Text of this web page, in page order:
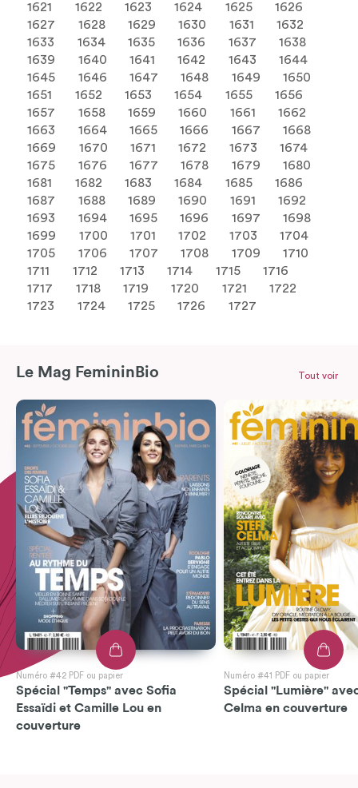
1621
1622 1623 1624 1625
1626
1627
1628 1629 1630 1631
1632
1633
1634 1635 1636 1637
1638
1639
1640 1641 1642 1643
1644
1645
1646 1647 1648 1649
1650
1651
1652 1653 1654 1655
1656
1657
1658 1659 1660 1661
1662
1663
1664 1665 1666 1667
1668
1669
1670 1671 1672 1673
1674
1675
1676 1677 1678 1679
1680
1681
1682 1683 1684 1685
1686
1687
1688 1689 1690 1691
1692
1693
1694 1695 1696 1697
1698
1699
1700 1701 1702 1703
1704
1705
1706 1707 1708 1709
1710
1711
1712 1713 1714 1715
1716
1717
1718 1719 1720 1721
1722
1723
1724 1725 1726 1727
Le Mag FemininBio
Numéro #42 PDF ou papier
Spécial "Temps" avec Sofia
Essaïdi et Camille Lou en
couverture
Numéro #41 PDF ou papier
Spécial "Lumière"
Celma en couverture
Tout voir